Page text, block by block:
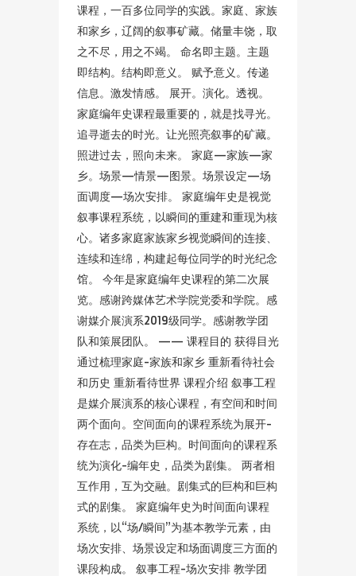
课程，一百多位同学的实践。家庭、家族
和家乡，辽阔的叙事矿藏。储量丰饶，取
之不尽，用之不竭。 命名即主题。主题
即结构。结构即意义。 赋予意义。传递
信息。激发情感。 展开。演化。透视。
家庭编年史课程最重要的，就是找寻光。
追寻逝去的时光。让光照亮叙事的矿藏。
照进过去，照向未来。 家庭—家族—家
乡。场景—情景—图景。场景设定—场
面调度—场次安排。 家庭编年史是视觉
叙事课程系统，以瞬间的重建和重现为核
心。诸多家庭家族家乡视觉瞬间的连接、
连续和连绵，构建起每位同学的时光纪念
馆。 今年是家庭编年史课程的第二次展
览。感谢跨媒体艺术学院党委和学院。感
谢媒介展演系2019级同学。感谢教学团
队和策展团队。 —— 课程目的 获得目光
通过梳理家庭-家族和家乡 重新看待社会
和历史 重新看待世界 课程介绍 叙事工程
是媒介展演系的核心课程，有空间和时间
两个面向。空间面向的课程系统为展开-
存在志，品类为巨构。时间面向的课程系
统为演化-编年史，品类为剧集。 两者相
互作用，互为交融。剧集式的巨构和巨构
式的剧集。 家庭编年史为时间面向课程
系统，以“场/瞬间”为基本教学元素，由
场次安排、场景设定和场面调度三方面的
课段构成。 叙事工程-场次安排 教学团